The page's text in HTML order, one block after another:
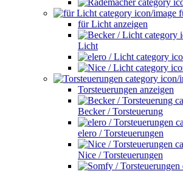
für Licht anzeigen
Licht
Torsteuerungen anzeigen
Becker / Torsteuerung
elero / Torsteuerungen
Nice / Torsteuerungen